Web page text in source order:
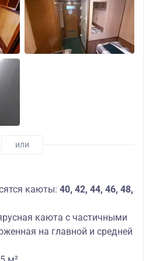
каюты: 40, 42, 44, 46, 48,
каюта с частичными
на главной и средней